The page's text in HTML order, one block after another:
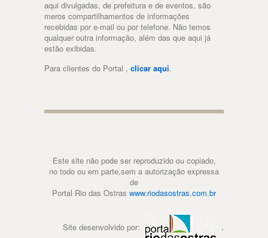
aqui divulgadas, de prefeitura e de eventos, são
meros compartilhamentos de informações
recebidas por e-mail ou por telefone. Não temos
qualquer outra informação, além das que aqui já
estão exibidas.
Para clientes do Portal , clicar aqui.
Este site não pode ser reproduzido ou copiado,
no todo ou em parte,sem a autorização expressa
de
Portal Rio das Ostras www.riodasostras.com.br
Site desenvolvido por: .